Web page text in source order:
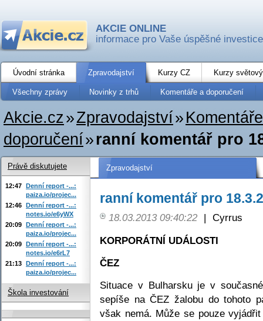
AKCIE ONLINE
informace pro Vaše úspěšné investice
Úvodní stránka Zpravodajství Kurzy CZ Kurzy
Všechny zprávy Novinky z trhů Komentáře a doporučení
Akcie.cz»Zpravodajství»
doporučení»ranní komentář pro
Zpravodajství
ranní komentář pro
18.03.2013 09:40:22 | Cyrrus
KORPORÁTNÍ UDÁLOSTI
ČEZ
Situace v Bulharsku je v
sepíše na ČEZ žalobu do tohoto
však nemá. Může se pouze
Právě diskutujete
12:47 Denní report -...:
paiza.io/projec...
12:46 Denní report -...:
notes.io/e6yWX
20:09 Denní report -...:
paiza.io/projec...
20:09 Denní report -...:
notes.io/e6rL7
21:13 Denní report -...:
paiza.io/projec...
Škola investování